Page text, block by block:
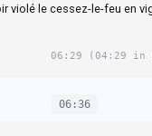
violé le cessez-le-feu en
06:29 (04:29 in
06:36